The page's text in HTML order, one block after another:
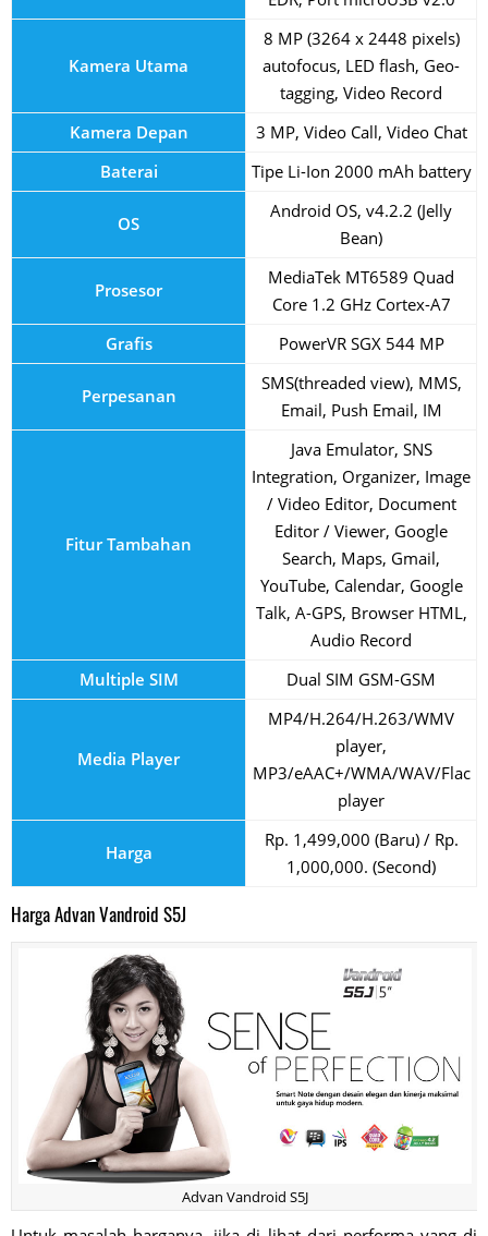
Kamera Utama
8 MP (3264 x 2448 pixels)
autofocus, LED flash, Geo-
tagging, Video Record
Kamera Depan
3 MP, Video Call, Video Chat
Baterai
Tipe Li-Ion 2000 mAh battery
OS
Android OS, v4.2.2 (Jelly
Bean)
Prosesor
MediaTek MT6589 Quad
Core 1.2 GHz Cortex-A7
Grafis
PowerVR SGX 544 MP
Perpesanan
SMS(threaded view), MMS,
Email, Push Email, IM
Fitur Tambahan
Java Emulator, SNS
Integration, Organizer, Image
/ Video Editor, Document
Editor / Viewer, Google
Search, Maps, Gmail,
YouTube, Calendar, Google
Talk, A-GPS, Browser HTML,
Audio Record
Multiple SIM
Dual SIM GSM-GSM
Media Player
MP4/H.264/H.263/WMV
player,
MP3/eAAC+/WMA/WAV/Flac
player
Harga
Rp. 1,499,000 (Baru) / Rp.
1,000,000. (Second)
Harga Advan Vandroid S5J
Advan Vandroid S5J